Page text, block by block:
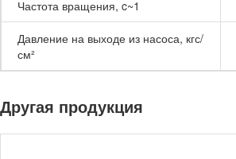
Частота вращения, c~1
Давление на выходе из насоса, кгс/
см²
Другая продукция